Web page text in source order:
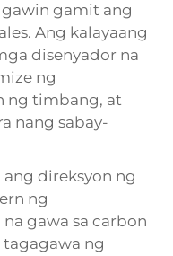
gamit ang
Ang kalayaang
disenyador na
ng
ng timbang, at
nang sabay-
direksyon ng
ng
gawa sa carbon
ng